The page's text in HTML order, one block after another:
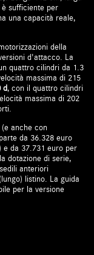
è sufficiente per
una capacità reale,
della
d'attacco. La
quattro cilindri da 1.3
massima di 215
d, con il quattro cilindri
massima di 202
anche con
da 36.328 euro
e da 37.731 euro per
dotazione di serie,
anteriori
listino. La guida
per la versione